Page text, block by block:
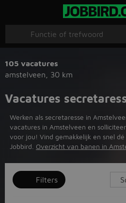
105 vacatures
amstelveen
30 km
Vacatures
Werken als secretaresse in
vacatures in Amstelveen en
voor jou! Vind gemakkelijk en snel
Jobbird. Overzicht van banen in
Filters